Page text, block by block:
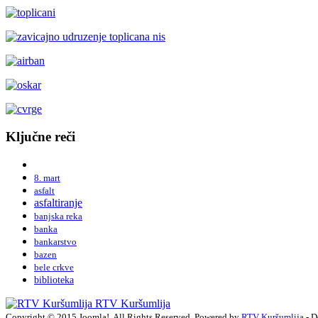
Ključne reči
8. mart
asfalt
asfaltiranje
banjska reka
banka
bankarstvo
bazen
bele crkve
biblioteka
RTV Kuršumlija